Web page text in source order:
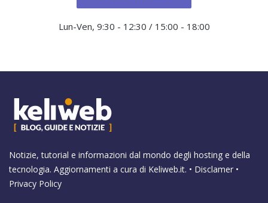
Lun-Ven, 9:30 - 12:30 / 15:00 - 18:00
Notizie, tutorial e informazioni dal mondo degli hosting e della
tecnologia. Aggiornamenti a cura di Keliweb.it. • Disclamer •
Privacy Policy